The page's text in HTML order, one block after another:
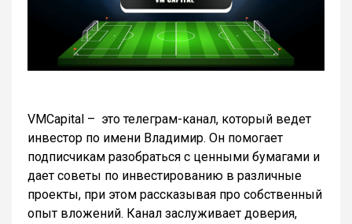
VMCapital – это телеграм-канал, который ведет
инвестор по имени Владимир. Он помогает
подписчикам разобраться с ценными бумагами и
дает советы по инвестированию в различные
проекты, при этом рассказывая про собственный
опыт вложений. Канал заслуживает доверия,